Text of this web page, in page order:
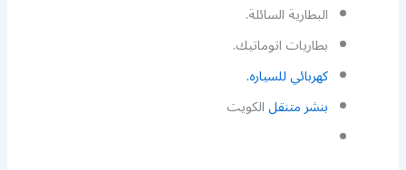
البطارية السائلة.
بطاريات اتوماتيك.
كهربائي للسياره.
بنشر متنقلالكويت